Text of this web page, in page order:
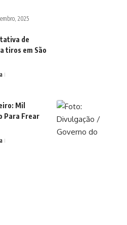
2025
de
tiros em São
Mil
Para Frear